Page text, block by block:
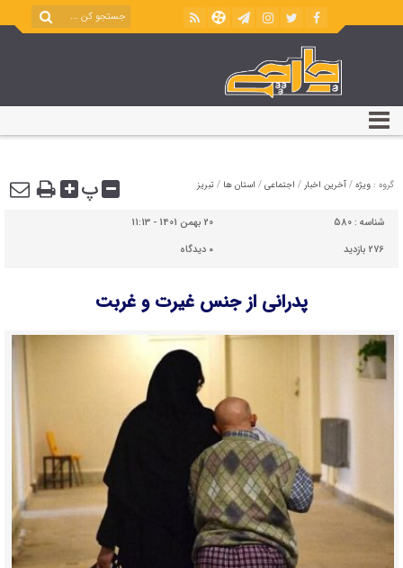
گروه : ویژه / آخرین اخبار / اجتماعی / استان ها / تبریز پ
شناسه : 580
20 بهمن 1401 - 11:13
276 بازدید
۰ دیدگاه
پدرانی از جنس غیرت و غربت